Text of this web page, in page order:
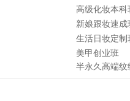
高级化妆本科
新娘跟妆速成
生活日妆定制
美甲创业班
半永久高端纹